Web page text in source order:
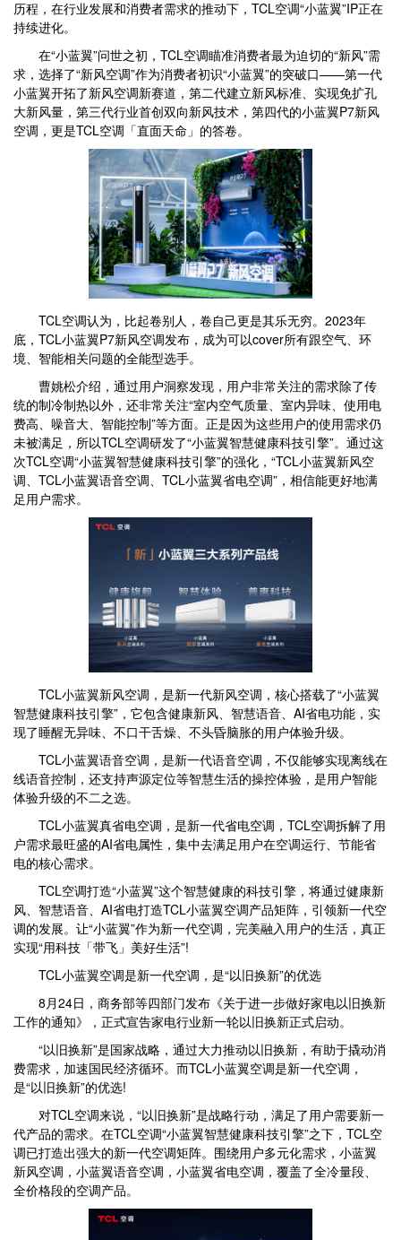
历程，在行业发展和消费者需求的推动下，TCL空调“小蓝翼”IP正在
持续进化。
在“小蓝翼”问世之初，TCL空调瞄准消费者最为迫切的“新风”需
求，选择了“新风空调”作为消费者初识“小蓝翼”的突破口——第一代
小蓝翼开拓了新风空调新赛道，第二代建立新风标准、实现免扩孔
大新风量，第三代行业首创双向新风技术，第四代的小蓝翼P7新风
空调，更是TCL空调「直面天命」的答卷。
TCL空调认为，比起卷别人，卷自己更是其乐无穷。2023年
底，TCL小蓝翼P7新风空调发布，成为可以cover所有跟空气、环
境、智能相关问题的全能型选手。
曹姚松介绍，通过用户洞察发现，用户非常关注的需求除了传
统的制冷制热以外，还非常关注“室内空气质量、室内异味、使用电
费高、噪音大、智能控制”等方面。正是因为这些用户的使用需求仍
未被满足，所以TCL空调研发了“小蓝翼智慧健康科技引擎”。通过这
次TCL空调“小蓝翼智慧健康科技引擎”的强化，“TCL小蓝翼新风空
调、TCL小蓝翼语音空调、TCL小蓝翼省电空调”，相信能更好地满
足用户需求。
TCL小蓝翼新风空调，是新一代新风空调，核心搭载了“小蓝翼
智慧健康科技引擎”，它包含健康新风、智慧语音、AI省电功能，实
现了睡醒无异味、不口干舌燥、不头昏脑胀的用户体验升级。
TCL小蓝翼语音空调，是新一代语音空调，不仅能够实现离线在
线语音控制，还支持声源定位等智慧生活的操控体验，是用户智能
体验升级的不二之选。
TCL小蓝翼真省电空调，是新一代省电空调，TCL空调拆解了用
户需求最旺盛的AI省电属性，集中去满足用户在空调运行、节能省
电的核心需求。
TCL空调打造“小蓝翼”这个智慧健康的科技引擎，将通过健康新
风、智慧语音、AI省电打造TCL小蓝翼空调产品矩阵，引领新一代空
调的发展。让“小蓝翼”作为新一代空调，完美融入用户的生活，真正
实现“用科技「带飞」美好生活”!
TCL小蓝翼空调是新一代空调，是“以旧换新”的优选
8月24日，商务部等四部门发布《关于进一步做好家电以旧换新
工作的通知》，正式宣告家电行业新一轮以旧换新正式启动。
“以旧换新”是国家战略，通过大力推动以旧换新，有助于撬动消
费需求，加速国民经济循环。而TCL小蓝翼空调是新一代空调，
是“以旧换新”的优选!
对TCL空调来说，“以旧换新”是战略行动，满足了用户需要新一
代产品的需求。在TCL空调“小蓝翼智慧健康科技引擎”之下，TCL空
调已打造出强大的新一代空调矩阵。围绕用户多元化需求，小蓝翼
新风空调，小蓝翼语音空调，小蓝翼省电空调，覆盖了全冷量段、
全价格段的空调产品。